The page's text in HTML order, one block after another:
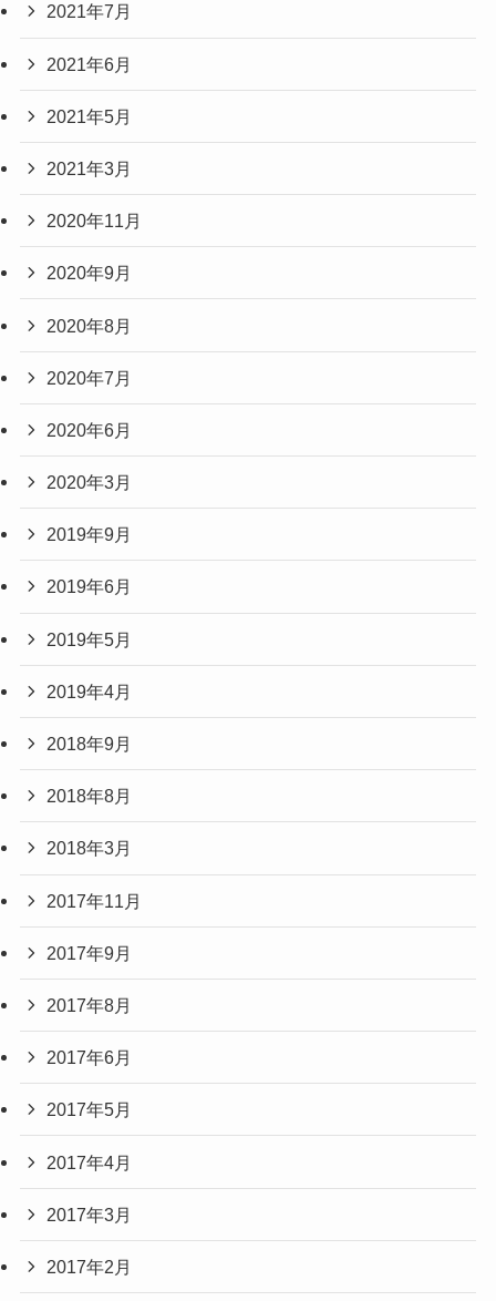
2021年7月
2021年6月
2021年5月
2021年3月
2020年11月
2020年9月
2020年8月
2020年7月
2020年6月
2020年3月
2019年9月
2019年6月
2019年5月
2019年4月
2018年9月
2018年8月
2018年3月
2017年11月
2017年9月
2017年8月
2017年6月
2017年5月
2017年4月
2017年3月
2017年2月